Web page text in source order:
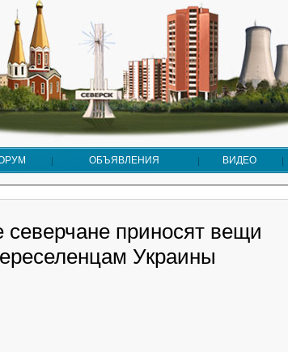
ОБЪЯВЛЕНИЯ ВИДЕО
приносят вещи
Украины